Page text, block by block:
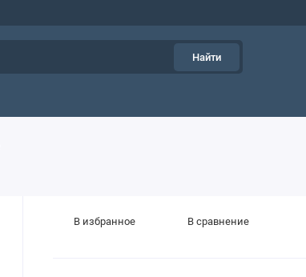
Найти
В избранное В сравнение